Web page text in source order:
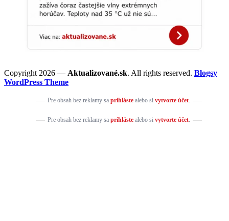
Copyright 2026 — Aktualizované.sk. All rights reserved. Blogsy
WordPress Theme
Pre obsah bez reklamy sa prihlástealebo si vytvorte účet.